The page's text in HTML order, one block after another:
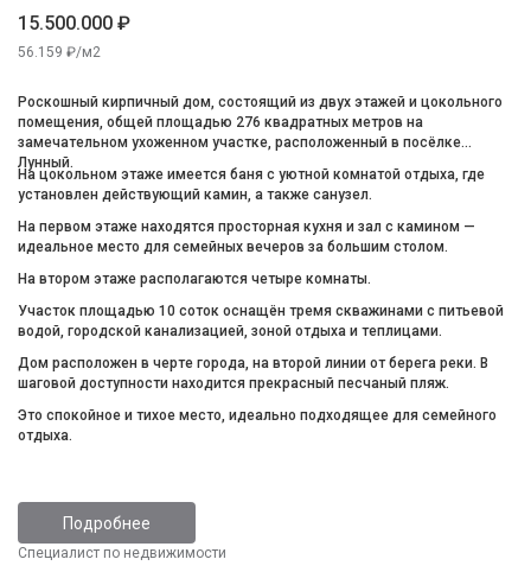
15.500.000 ₽
56.159 ₽/м2
Роскошный кирпичный дом, состоящий из двух этажей и цокольного
помещения, общей площадью 276 квадратных метров на
замечательном ухоженном участке, расположенный в посёлке
Лунный.
На цокольном этаже имеется баня с уютной комнатой отдыха, где
установлен действующий камин, а также санузел.
На первом этаже находятся просторная кухня и зал с камином —
идеальное место для семейных вечеров за большим столом.
На втором этаже располагаются четыре комнаты.
Участок площадью 10 соток оснащён тремя скважинами с питьевой
водой, городской канализацией, зоной отдыха и теплицами.
Дом расположен в черте города, на второй линии от берега реки. В
шаговой доступности находится прекрасный песчаный пляж.
Это спокойное и тихое место, идеально подходящее для семейного
отдыха.
Подробнее
Специалист по недвижимости